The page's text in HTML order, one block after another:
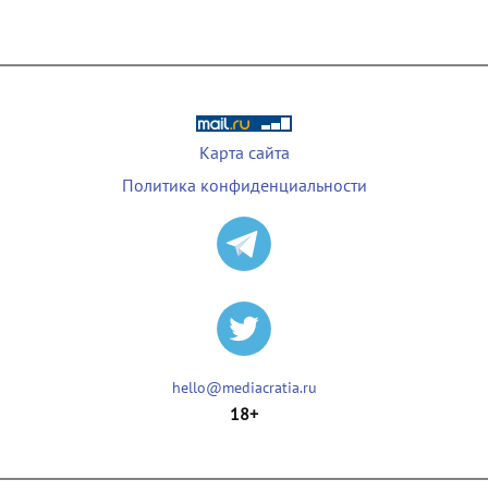
Карта сайта
Политика конфиденциальности
hello@mediacratia.ru
18+